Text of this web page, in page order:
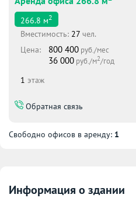
266.8 м2
Вместимоcть: 27 чел.
Цена:
800 400 руб./мес
36 000 руб./м2/год
1 этаж
Обратная связь
Свободно офисов в аренду: 1
Информация о здании